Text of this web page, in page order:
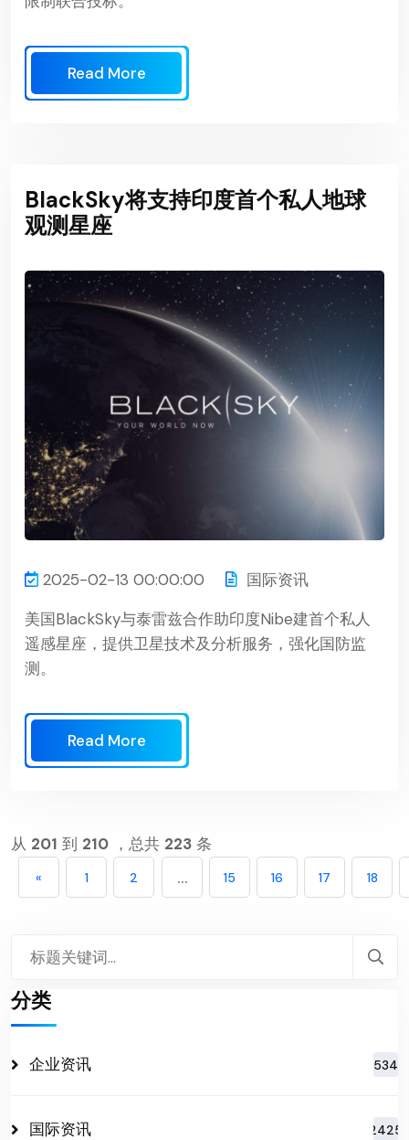
Read More
BlackSky将支持印度首个私人地球
观测星座
2025-02-13 00:00:00
国际资讯
美国BlackSky与泰雷兹合作助印度Nibe建首个私人
遥感星座，提供卫星技术及分析服务，强化国防监
测。
Read More
从 201 到 210 ，总共 223 条
« 1 2 ... 15 16 17 18
分类
企业资讯 534
国际资讯 2425